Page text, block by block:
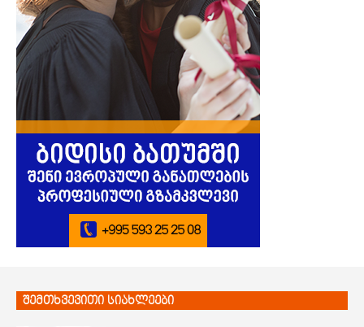
შემთხვევითი სიახლეები